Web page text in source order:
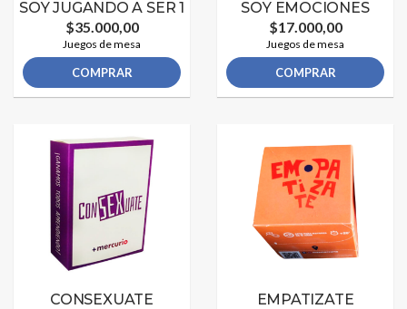
SOY JUGANDO A SER 1
$35.000,00
Juegos de mesa
COMPRAR
SOY EMOCIONES
$17.000,00
Juegos de mesa
COMPRAR
CONSEXUATE
EMPATIZATE